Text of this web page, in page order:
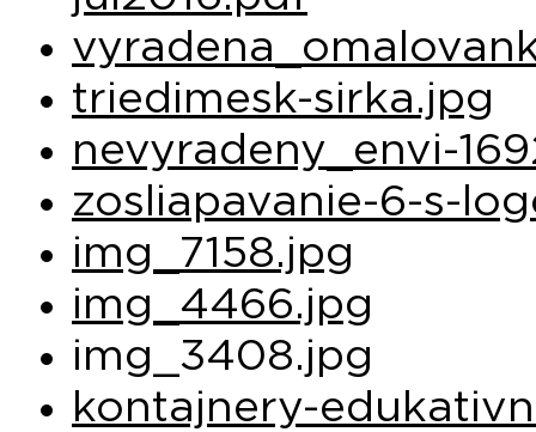
triedimesk-sirka.jpg
nevyradeny_envi-
zosliapavanie-6-s-
img_7158.jpg
img_4466.jpg
img_3408.jpg
kontajnery-